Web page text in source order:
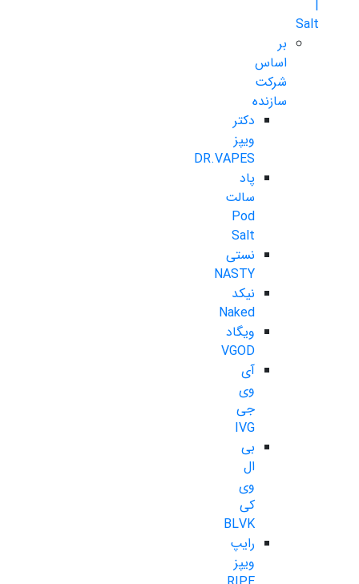
|
Salt
بر
اساس
شرکت
سازنده
دکتر
ویپز
DR.VAPES
پاد
سالت
Pod
Salt
نستی
NASTY
نیکد
Naked
ویگاد
VGOD
آی
وی
جی
IVG
بی
ال
وی
کی
BLVK
رایپ
ویپز